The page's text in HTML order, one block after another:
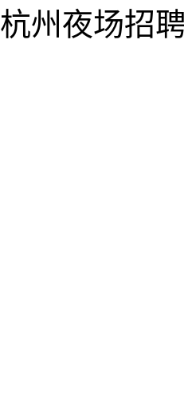
杭州夜场招